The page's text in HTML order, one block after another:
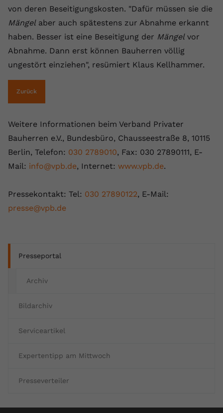
Presseportal
Archiv
Bildarchiv
Serviceartikel
Expertentipp am Mittwoch
Presseverteiler
von deren Beseitigungskosten. "Dafür müssen sie die
Mängelaber auch spätestens zur Abnahme erkannt
haben. Besser ist eine Beseitigung der Mängelvor
Abnahme. Dann erst können Bauherren völlig
ungestört einziehen", resümiert Klaus Kellhammer.
Zurück
Weitere Informationen beim Verband Privater
Bauherren e.V., Bundesbüro, Chausseestraße 8, 10115
Berlin, Telefon: 030 2789010, Fax: 030 27890111, E-
Mail: info@vpb.de, Internet: www.vpb.de.
Pressekontakt: Tel: 030 27890122, E-Mail:
presse@vpb.de